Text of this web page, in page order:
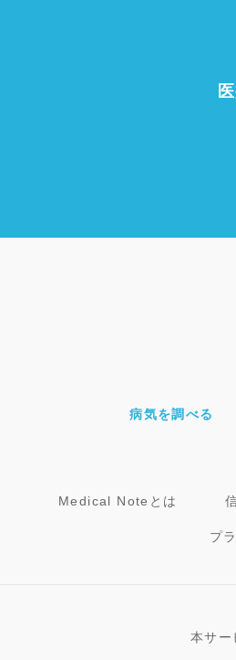
病気を調べる
Medical Noteとは
プ
本サー